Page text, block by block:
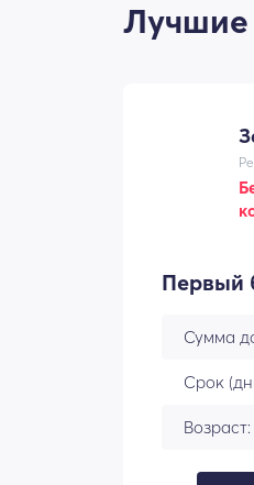
Лучшие
Первый
Сумма
Срок
Возраст: